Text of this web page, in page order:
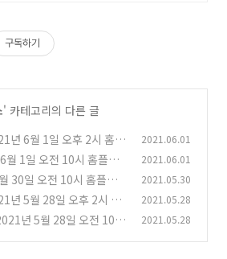
구독하기
' 카테고리의 다른 글
년 6월 1일 오후 2시 홈플
2021.06.01
월 1일 오전 10시 홈플퀴
2021.06.01
30일 오전 10시 홈플퀴
2021.05.30
년 5월 28일 오후 2시 홈
2021.05.28
년 5월 28일 오전 10시
2021.05.28